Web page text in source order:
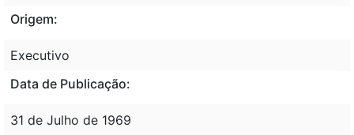
Origem:
Executivo
Data de Publicação:
31 de Julho de 1969